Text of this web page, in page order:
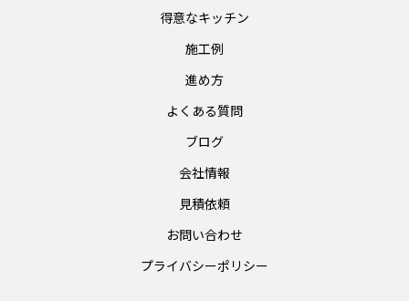
得意なキッチン
施工例
進め方
よくある質問
ブログ
会社情報
見積依頼
お問い合わせ
プライバシーポリシー